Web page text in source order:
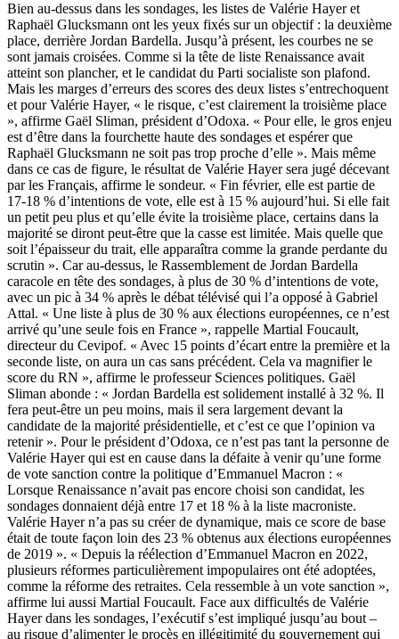
Bien au-dessus dans les sondages, les listes de Valérie Hayer et
Raphaël Glucksmann ont les yeux fixés sur un objectif : la deuxième
place, derrière Jordan Bardella. Jusqu’à présent, les courbes ne se
sont jamais croisées. Comme si la tête de liste Renaissance avait
atteint son plancher, et le candidat du Parti socialiste son plafond.
Mais les marges d’erreurs des scores des deux listes s’entrechoquent
et pour Valérie Hayer, « le risque, c’est clairement la troisième place
», affirme Gaël Sliman, président d’Odoxa. « Pour elle, le gros enjeu
est d’être dans la fourchette haute des sondages et espérer que
Raphaël Glucksmann ne soit pas trop proche d’elle ». Mais même
dans ce cas de figure, le résultat de Valérie Hayer sera jugé décevant
par les Français, affirme le sondeur. « Fin février, elle est partie de
17-18 % d’intentions de vote, elle est à 15 % aujourd’hui. Si elle fait
un petit peu plus et qu’elle évite la troisième place, certains dans la
majorité se diront peut-être que la casse est limitée. Mais quelle que
soit l’épaisseur du trait, elle apparaîtra comme la grande perdante du
scrutin ». Car au-dessus, le Rassemblement de Jordan Bardella
caracole en tête des sondages, à plus de 30 % d’intentions de vote,
avec un pic à 34 % après le débat télévisé qui l’a opposé à Gabriel
Attal. « Une liste à plus de 30 % aux élections européennes, ce n’est
arrivé qu’une seule fois en France », rappelle Martial Foucault,
directeur du Cevipof. « Avec 15 points d’écart entre la première et la
seconde liste, on aura un cas sans précédent. Cela va magnifier le
score du RN », affirme le professeur Sciences politiques. Gaël
Sliman abonde : « Jordan Bardella est solidement installé à 32 %. Il
fera peut-être un peu moins, mais il sera largement devant la
candidate de la majorité présidentielle, et c’est ce que l’opinion va
retenir ». Pour le président d’Odoxa, ce n’est pas tant la personne de
Valérie Hayer qui est en cause dans la défaite à venir qu’une forme
de vote sanction contre la politique d’Emmanuel Macron : «
Lorsque Renaissance n’avait pas encore choisi son candidat, les
sondages donnaient déjà entre 17 et 18 % à la liste macroniste.
Valérie Hayer n’a pas su créer de dynamique, mais ce score de base
était de toute façon loin des 23 % obtenus aux élections européennes
de 2019 ». « Depuis la réélection d’Emmanuel Macron en 2022,
plusieurs réformes particulièrement impopulaires ont été adoptées,
comme la réforme des retraites. Cela ressemble à un vote sanction »,
affirme lui aussi Martial Foucault. Face aux difficultés de Valérie
Hayer dans les sondages, l’exécutif s’est impliqué jusqu’au bout –
au risque d’alimenter le procès en illégitimité du gouvernement qui